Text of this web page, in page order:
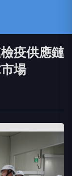
疫供應鏈
場